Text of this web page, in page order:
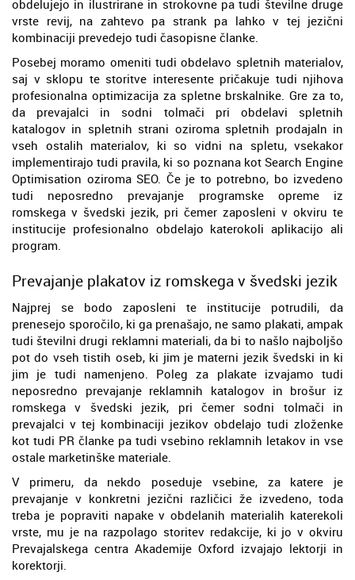
obdelujejo in ilustrirane in strokovne pa tudi številne druge
vrste revij, na zahtevo pa strank pa lahko v tej jezični
kombinaciji prevedejo tudi časopisne članke.
Posebej moramo omeniti tudi obdelavo spletnih materialov,
saj v sklopu te storitve interesente pričakuje tudi njihova
profesionalna optimizacija za spletne brskalnike. Gre za to,
da prevajalci in sodni tolmači pri obdelavi spletnih
katalogov in spletnih strani oziroma spletnih prodajaln in
vseh ostalih materialov, ki so vidni na spletu, vsekakor
implementirajo tudi pravila, ki so poznana kot Search Engine
Optimisation oziroma SEO. Če je to potrebno, bo izvedeno
tudi neposredno prevajanje programske opreme iz
romskega v švedski jezik, pri čemer zaposleni v okviru te
institucije profesionalno obdelajo katerokoli aplikacijo ali
program.
Prevajanje plakatov iz romskega v švedski jezik
Najprej se bodo zaposleni te institucije potrudili, da
prenesejo sporočilo, ki ga prenašajo, ne samo plakati, ampak
tudi številni drugi reklamni materiali, da bi to našlo najboljšo
pot do vseh tistih oseb, ki jim je materni jezik švedski in ki
jim je tudi namenjeno. Poleg za plakate izvajamo tudi
neposredno prevajanje reklamnih katalogov in brošur iz
romskega v švedski jezik, pri čemer sodni tolmači in
prevajalci v tej kombinaciji jezikov obdelajo tudi zloženke
kot tudi PR članke pa tudi vsebino reklamnih letakov in vse
ostale marketinške materiale.
V primeru, da nekdo poseduje vsebine, za katere je
prevajanje v konkretni jezični različici že izvedeno, toda
treba je popraviti napake v obdelanih materialih katerekoli
vrste, mu je na razpolago storitev redakcije, ki jo v okviru
Prevajalskega centra Akademije Oxford izvajajo lektorji in
korektorji.